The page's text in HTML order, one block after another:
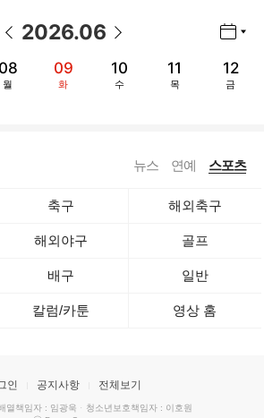
2026.06
08
월
09
화
10
수
11
목
12
금
뉴스 연예 스포츠
축구 해외축구
해외야구 골프
배구 일반
칼럼/카툰 영상 홈
인 공지사항 전체보기
열책임자 : 임광욱 · 청소년보호책임자 : 이호원